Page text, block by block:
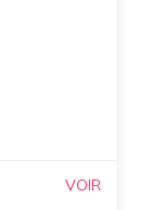
VOIR